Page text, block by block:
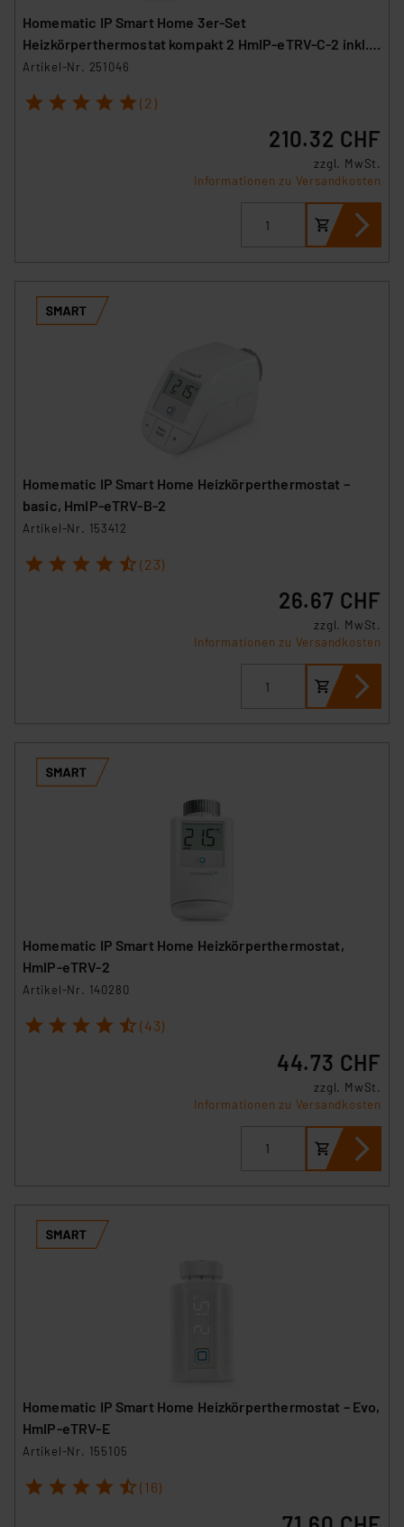
Homematic IP Smart Home 3er-Set
Heizkörperthermostat kompakt 2 HmIP-eTRV-C-2 inkl.
Demontageschutz
Artikel-Nr. 251046
1 2 3 4 5 (2)
210.32 CHF
zzgl. MwSt.
Informationen zu Versandkosten
Homematic IP Smart Home Heizkörperthermostat –
basic, HmIP-eTRV-B-2
Artikel-Nr. 153412
1 2 3 4 5 (23)
26.67 CHF
zzgl. MwSt.
Informationen zu Versandkosten
Homematic IP Smart Home Heizkörperthermostat,
HmIP-eTRV-2
Artikel-Nr. 140280
1 2 3 4 5 (43)
44.73 CHF
zzgl. MwSt.
Informationen zu Versandkosten
Homematic IP Smart Home Heizkörperthermostat – Evo,
HmIP-eTRV-E
Artikel-Nr. 155105
1 2 3 4 5 (16)